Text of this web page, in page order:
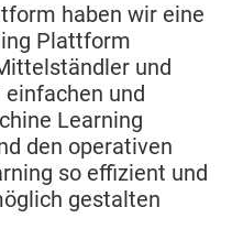
haben wir eine
Plattform
und
und
Learning
den operativen
so effizient und
gestalten